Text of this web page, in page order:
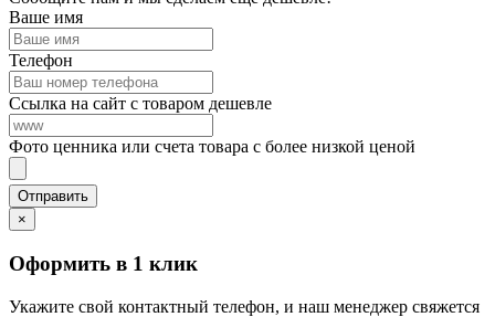
Ваше имя
Телефон
Ссылка на сайт с товаром дешевле
Фото ценника или счета товара с более низкой ценой
×
Оформить в 1 клик
Укажите свой контактный телефон, и наш менеджер свяжется